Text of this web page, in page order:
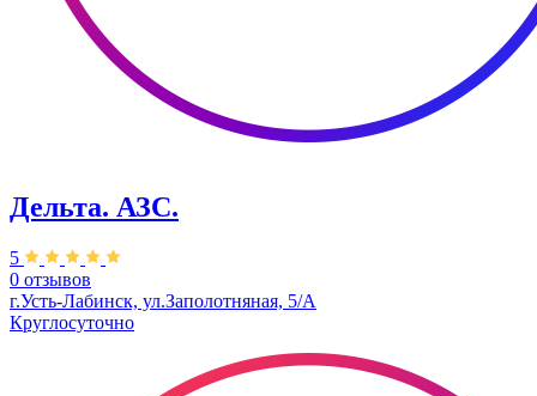
Дельта. АЗС.
5
0 отзывов
г.Усть-Лабинск, ул.Заполотняная, 5/А
Круглосуточно